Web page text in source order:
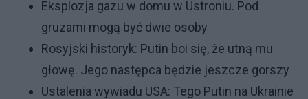
Eksplozja gazu w domu w Ustroniu. Pod
gruzami mogą być dwie osoby
Rosyjski historyk: Putin boi się, że utną mu
głowę. Jego następca będzie jeszcze gorszy
Ustalenia wywiadu USA: Tego Putin na Ukrainie